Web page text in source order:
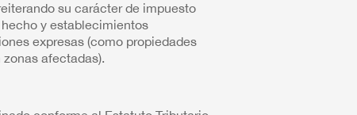
su carácter de impuesto
y establecimientos
expresas (como propiedades
afectadas).